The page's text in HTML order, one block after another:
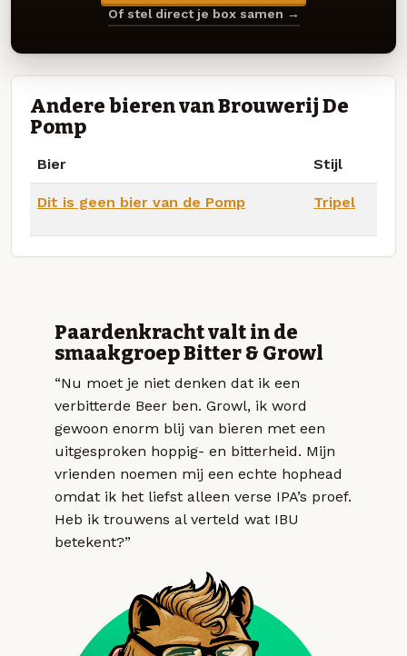
Of stel direct je box samen →
Andere bieren van Brouwerij De
Pomp
Bier Stijl
Dit is geen bier van de Pomp Tripel
Paardenkracht valt in de
smaakgroep Bitter & Growl
“Nu moet je niet denken dat ik een
verbitterde Beer ben. Growl, ik word
gewoon enorm blij van bieren met een
uitgesproken hoppig- en bitterheid. Mijn
vrienden noemen mij een echte hophead
omdat ik het liefst alleen verse IPA’s proef.
Heb ik trouwens al verteld wat IBU
betekent?”